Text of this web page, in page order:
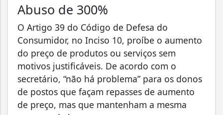
Abuso de 300%
O Artigo 39 do Código de Defesa do
Consumidor, no Inciso 10, proíbe o aumento
do preço de produtos ou serviços sem
motivos justificáveis. De acordo com o
secretário, “não há problema” para os donos
de postos que façam repasses de aumento
de preço, mas que mantenham a mesma